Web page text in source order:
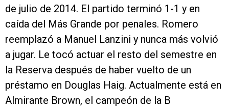
de julio de 2014. El partido terminó 1-1 y en
caída del Más Grande por penales. Romero
reemplazó a Manuel Lanzini y nunca más volvió
a jugar. Le tocó actuar el resto del semestre en
la Reserva después de haber vuelto de un
préstamo en Douglas Haig. Actualmente está en
Almirante Brown, el campeón de la B